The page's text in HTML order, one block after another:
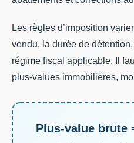
Les règles d’imposition
vendu, la durée de
régime fiscal applicable. Il
plus-values immobilières,
Plus-value brute